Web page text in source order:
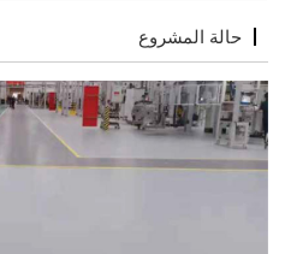
حالة المشروع